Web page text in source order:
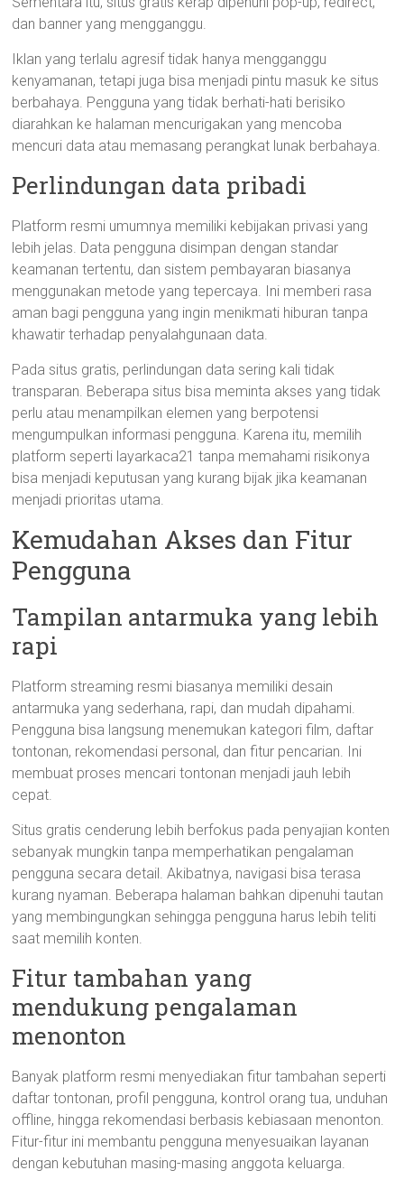
dan banner yang mengganggu.
Iklan yang terlalu agresif tidak hanya mengganggu
kenyamanan, tetapi juga bisa menjadi pintu masuk ke situs
berbahaya. Pengguna yang tidak berhati-hati berisiko
diarahkan ke halaman mencurigakan yang mencoba
mencuri data atau memasang perangkat lunak berbahaya.
Perlindungan data pribadi
Platform resmi umumnya memiliki kebijakan privasi yang
lebih jelas. Data pengguna disimpan dengan standar
keamanan tertentu, dan sistem pembayaran biasanya
menggunakan metode yang tepercaya. Ini memberi rasa
aman bagi pengguna yang ingin menikmati hiburan tanpa
khawatir terhadap penyalahgunaan data.
Pada situs gratis, perlindungan data sering kali tidak
transparan. Beberapa situs bisa meminta akses yang tidak
perlu atau menampilkan elemen yang berpotensi
mengumpulkan informasi pengguna. Karena itu, memilih
platform seperti layarkaca21 tanpa memahami risikonya
bisa menjadi keputusan yang kurang bijak jika keamanan
menjadi prioritas utama.
Kemudahan Akses dan Fitur
Pengguna
Tampilan antarmuka yang lebih
rapi
Platform streaming resmi biasanya memiliki desain
antarmuka yang sederhana, rapi, dan mudah dipahami.
Pengguna bisa langsung menemukan kategori film, daftar
tontonan, rekomendasi personal, dan fitur pencarian. Ini
membuat proses mencari tontonan menjadi jauh lebih
cepat.
Situs gratis cenderung lebih berfokus pada penyajian konten
sebanyak mungkin tanpa memperhatikan pengalaman
pengguna secara detail. Akibatnya, navigasi bisa terasa
kurang nyaman. Beberapa halaman bahkan dipenuhi tautan
yang membingungkan sehingga pengguna harus lebih teliti
saat memilih konten.
Fitur tambahan yang
mendukung pengalaman
menonton
Banyak platform resmi menyediakan fitur tambahan seperti
daftar tontonan, profil pengguna, kontrol orang tua, unduhan
offline, hingga rekomendasi berbasis kebiasaan menonton.
Fitur-fitur ini membantu pengguna menyesuaikan layanan
dengan kebutuhan masing-masing anggota keluarga.